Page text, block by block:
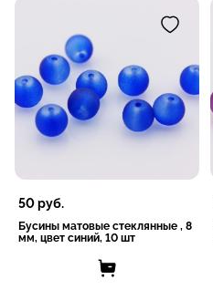
50руб.
Бусины матовые стеклянные , 8
мм, цвет синий, 10 шт